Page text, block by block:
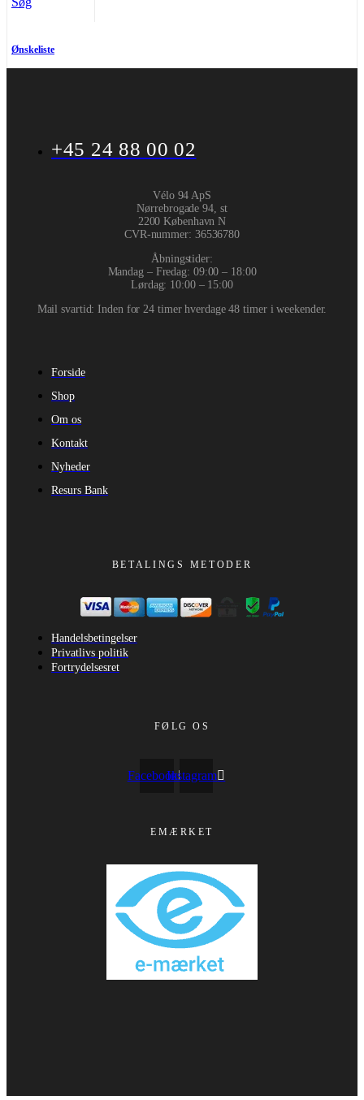
Ønskeliste
+45 24 88 00 02
Vélo 94 ApS
Nørrebrogade 94, st
2200 København N
CVR-nummer: 36536780
Åbningstider:
Mandag – Fredag: 09:00 – 18:00
Lørdag: 10:00 – 15:00
Mail svartid: Inden for 24 timer hverdage 48 timer i weekender.
Forside
Shop
Om os
Kontakt
Nyheder
Resurs Bank
BETALINGS METODER
Handelsbetingelser
Privatlivs politik
Fortrydelsesret
FØLG OS
FacebookInstagram
EMÆRKET